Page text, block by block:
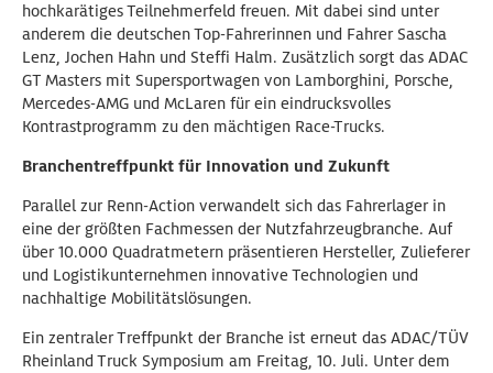
hochkarätiges Teilnehmerfeld freuen. Mit dabei sind unter
anderem die deutschen Top-Fahrerinnen und Fahrer Sascha
Lenz, Jochen Hahn und Steffi Halm. Zusätzlich sorgt das ADAC
GT Masters mit Supersportwagen von Lamborghini, Porsche,
Mercedes-AMG und McLaren für ein eindrucksvolles
Kontrastprogramm zu den mächtigen Race-Trucks.
Branchentreffpunkt für Innovation und Zukunft
Parallel zur Renn-Action verwandelt sich das Fahrerlager in
eine der größten Fachmessen der Nutzfahrzeugbranche. Auf
über 10.000 Quadratmetern präsentieren Hersteller, Zulieferer
und Logistikunternehmen innovative Technologien und
nachhaltige Mobilitätslösungen.
Ein zentraler Treffpunkt der Branche ist erneut das ADAC/TÜV
Rheinland Truck Symposium am Freitag, 10. Juli. Unter dem